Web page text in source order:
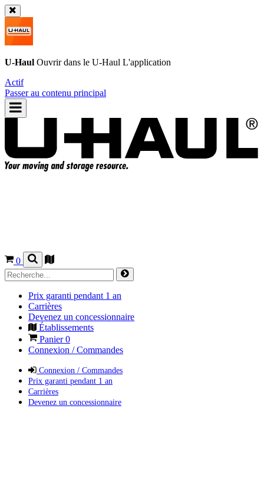
U-Haul Ouvrir dans le U-Haul L'application
Actif
Passer au contenu principal
0
Prix garanti pendant 1 an
Carrières
Devenez un concessionnaire
Établissements
Panier0
Connexion / Commandes
Connexion / Commandes
Prix garanti pendant 1 an
Carrières
Devenez un concessionnaire